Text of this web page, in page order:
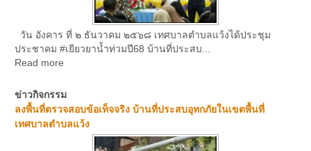
วัน อังคาร ที่ ๒ ธันวาคม ๒๕๖๘ เทศบาลตำบลแว้งได้ประชุม
ประชาคม #เยียวยาน้ำท่วมปี68 บ้านที่ประสบ...
Read more
ข่าวกิจกรรม
ลงพื้นที่ตรวจสอบข้อเท็จจริง บ้านที่ประสบอุทกภัยในเขตพื้นที่
เทศบาลตำบลแว้ง